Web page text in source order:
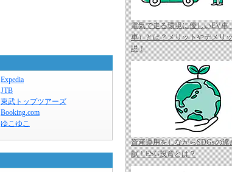
Expedia
JTB
東武トップツアーズ
Booking.com
ゆこゆこ
電気で走る環境に優しいEV車
車）とは？メリットやデメリ
説！
資産運用をしながらSDGsの達
献！ESG投資とは？